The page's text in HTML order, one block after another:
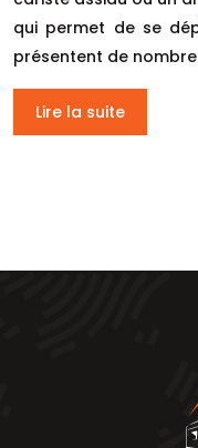
qui permet de se
présentent de
Lire la suite